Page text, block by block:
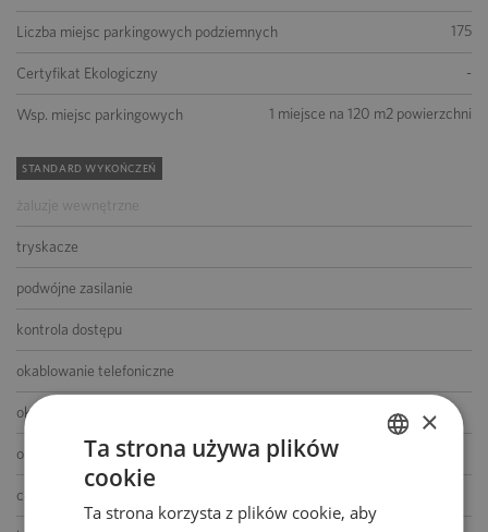
Liczba miejsc parkingowych podziemnych 175
Certyfikat Ekologiczny -
Wsp. miejsc parkingowych 1 miejsce na 120 m2 powierzchni
STANDARD WYKOŃCZEŃ
żaluzje wewnętrzne
tryskacze
podwójne zasilanie
kontrola dostępu
okablowanie telefoniczne
okablowanie komputerowe
okablowanie elektryczne
centrala telefoniczna
ENGLISH
×
Ta strona używa plików
cookie
Ta strona korzysta z plików cookie, aby